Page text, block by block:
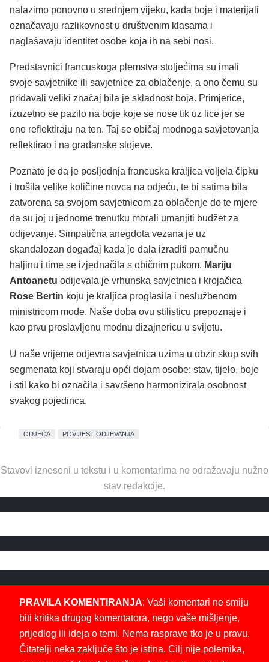
nalazimo ponovno u srednjem vijeku, kada boje i materijali
označavaju razlikovnost u društvenim klasama i
naglašavaju identitet osobe koja ih na sebi nosi.
Predstavnici francuskoga plemstva stoljećima su imali
svoje savjetnike ili savjetnice za oblačenje, a ono čemu su
pridavali veliki značaj bila je skladnost boja. Primjerice,
izuzetno se pazilo na boje koje se nose tik uz lice jer se
one reflektiraju na ten. Taj se običaj modnoga savjetovanja
reflektirao i na građanske slojeve.
Poznato je da je posljednja francuska kraljica voljela čipku
i trošila velike količine novca na odjeću, te bi satima bila
zatvorena sa svojom savjetnicom za oblačenje do te mjere
da su joj u jednome trenutku morali umanjiti budžet za
odijevanje. Simpatična anegdota vezana je uz
skandalozan događaj kada je dala izraditi pamučnu
haljinu i time se izjednačila s običnim pukom. Mariju
Antoanetu odijevala je vrhunska savjetnica i krojačica
Rose Bertin koju je kraljica proglasila i neslužbenom
ministricom mode. Naše doba ovu stilisticu prepoznaje i
kao prvu proslavljenu modnu dizajnericu u svijetu.
U naše vrijeme odjevna savjetnica uzima u obzir skup svih
segmenata koji stvaraju opći dojam osobe: stav, tijelo, boje
i stil kako bi označila i savršeno harmonizirala osobnost
svakog pojedinca.
ODJEĆA POVIJEST ODJEVANJA
Stavovi izneseni u tekstu i u komentarima ne odražavaju nužno
stav redakcije.
PRAVILA KOMENTIRANJA: Vaši komentari ne smiju
biti kritika drugog komentatora, nego vaše mišljenje,
prijedlog ili ideja o temi. Nema rasprave tko je u pravu.
Čitatelji neka zaključe što je istina. Cilj nije polemika,